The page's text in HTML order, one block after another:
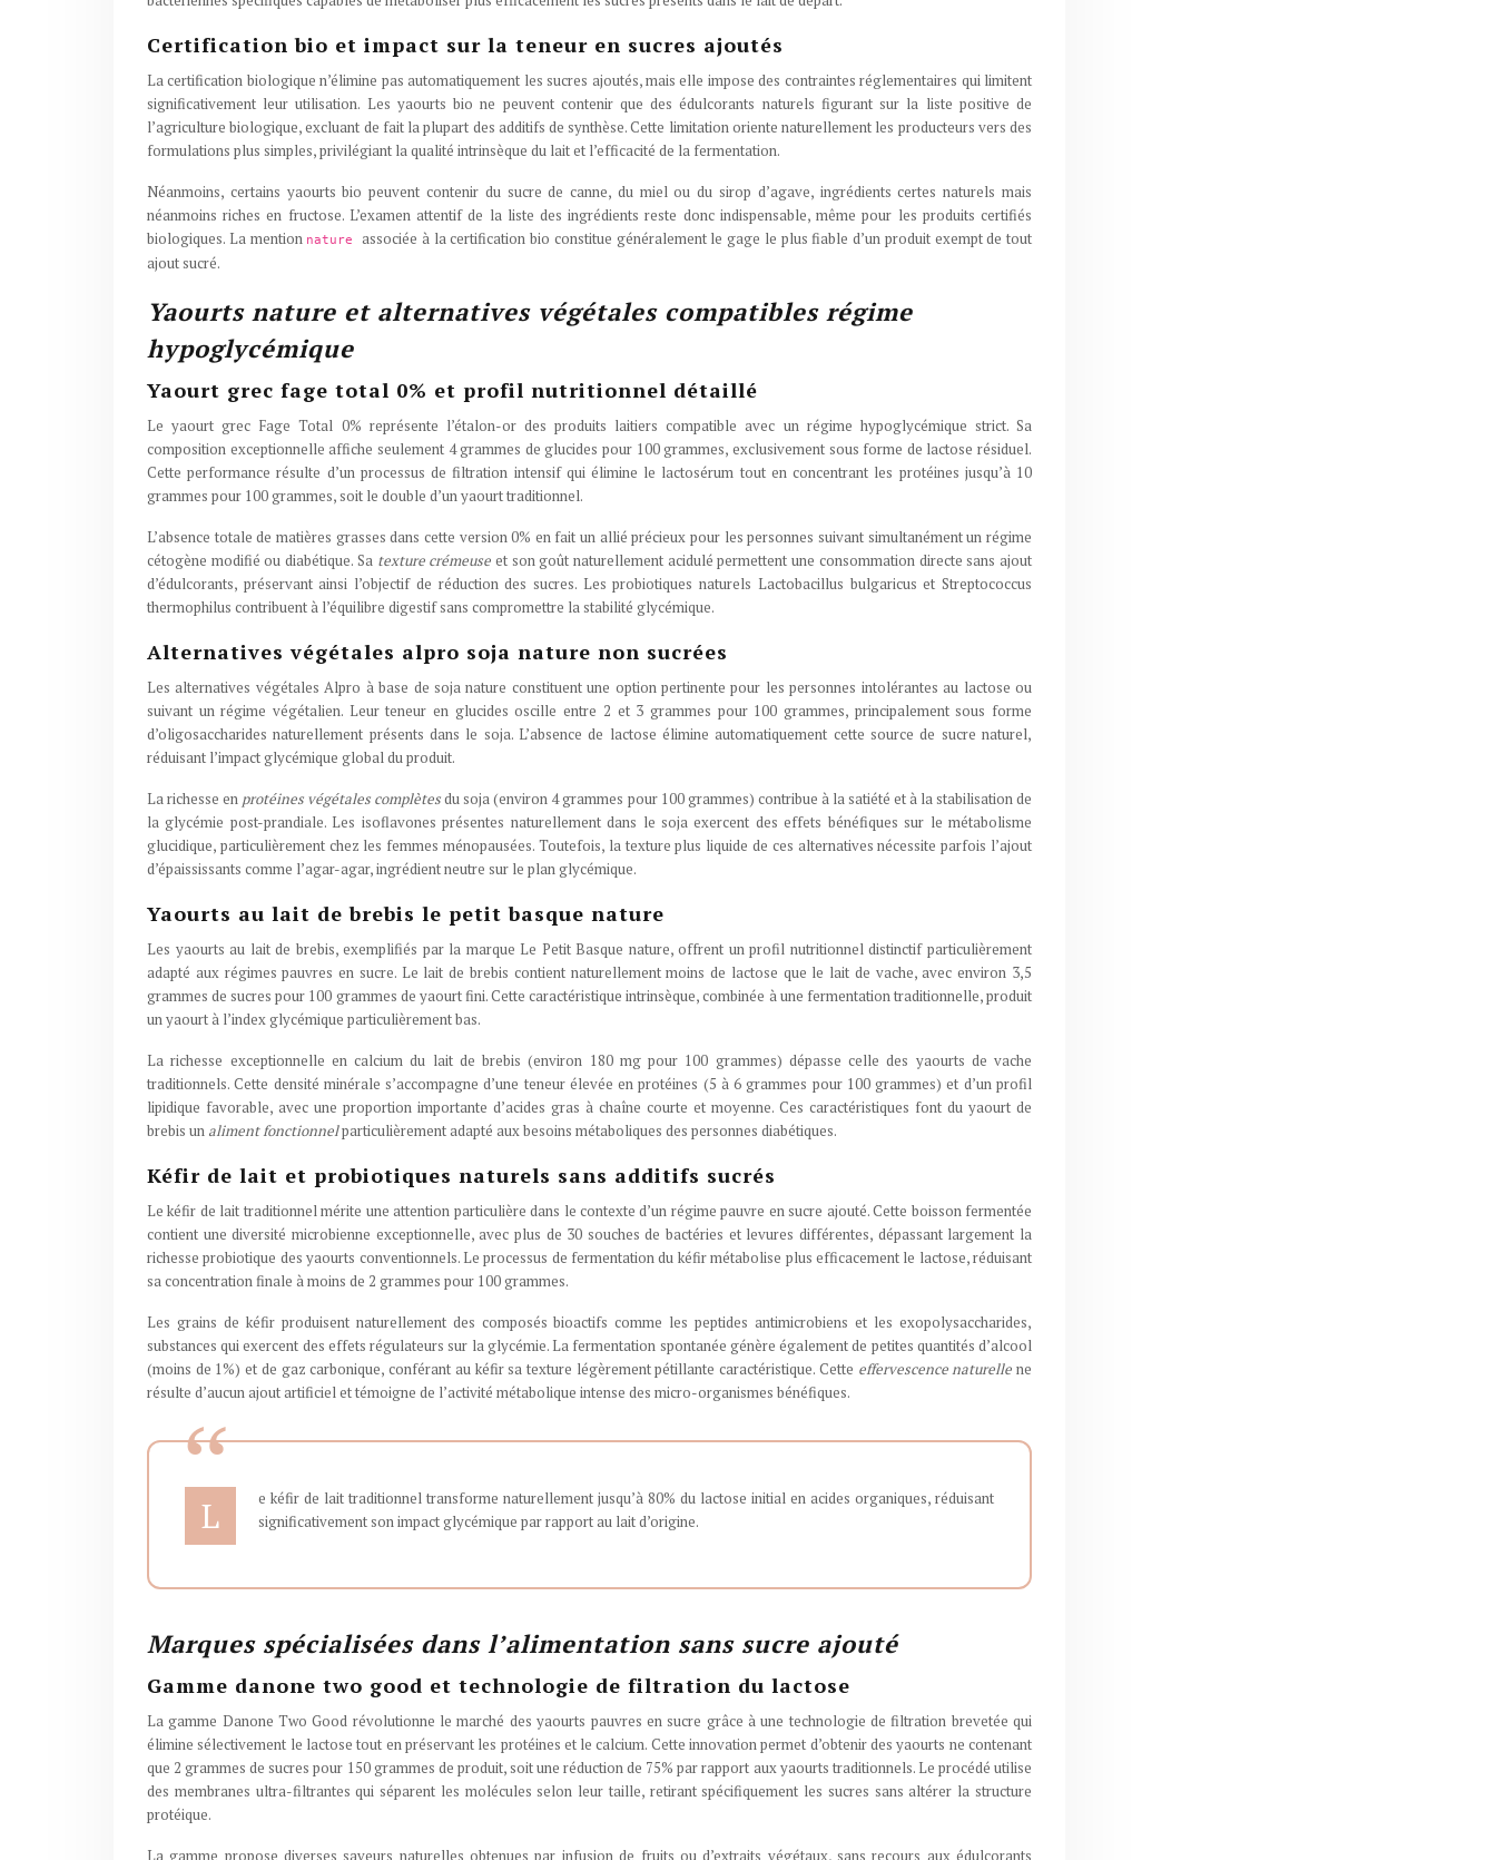
Certification bio et impact sur la teneur en sucres ajoutés
La certification biologique n’élimine pas automatiquement les sucres ajoutés, mais elle impose des contraintes réglementaires qui limitent
significativement leur utilisation. Les yaourts bio ne peuvent contenir que des édulcorants naturels figurant sur la liste positive de
l’agriculture biologique, excluant de fait la plupart des additifs de synthèse. Cette limitation oriente naturellement les producteurs vers des
formulations plus simples, privilégiant la qualité intrinsèque du lait et l’efficacité de la fermentation.
Néanmoins, certains yaourts bio peuvent contenir du sucre de canne, du miel ou du sirop d’agave, ingrédients certes naturels mais
néanmoins riches en fructose. L’examen attentif de la liste des ingrédients reste donc indispensable, même pour les produits certifiés
biologiques. La mention nature associée à la certification bio constitue généralement le gage le plus fiable d’un produit exempt de tout
ajout sucré.
Yaourts nature et alternatives végétales compatibles régime
hypoglycémique
Yaourt grec fage total 0% et profil nutritionnel détaillé
Le yaourt grec Fage Total 0% représente l’étalon-or des produits laitiers compatible avec un régime hypoglycémique strict. Sa
composition exceptionnelle affiche seulement 4 grammes de glucides pour 100 grammes, exclusivement sous forme de lactose résiduel.
Cette performance résulte d’un processus de filtration intensif qui élimine le lactosérum tout en concentrant les protéines jusqu’à 10
grammes pour 100 grammes, soit le double d’un yaourt traditionnel.
L’absence totale de matières grasses dans cette version 0% en fait un allié précieux pour les personnes suivant simultanément un régime
cétogène modifié ou diabétique. Sa texture crémeuse et son goût naturellement acidulé permettent une consommation directe sans ajout
d’édulcorants, préservant ainsi l’objectif de réduction des sucres. Les probiotiques naturels Lactobacillus bulgaricus et Streptococcus
thermophilus contribuent à l’équilibre digestif sans compromettre la stabilité glycémique.
Alternatives végétales alpro soja nature non sucrées
Les alternatives végétales Alpro à base de soja nature constituent une option pertinente pour les personnes intolérantes au lactose ou
suivant un régime végétalien. Leur teneur en glucides oscille entre 2 et 3 grammes pour 100 grammes, principalement sous forme
d’oligosaccharides naturellement présents dans le soja. L’absence de lactose élimine automatiquement cette source de sucre naturel,
réduisant l’impact glycémique global du produit.
La richesse en protéines végétales complètesdu soja (environ 4 grammes pour 100 grammes) contribue à la satiété et à la stabilisation de
la glycémie post-prandiale. Les isoflavones présentes naturellement dans le soja exercent des effets bénéfiques sur le métabolisme
glucidique, particulièrement chez les femmes ménopausées. Toutefois, la texture plus liquide de ces alternatives nécessite parfois l’ajout
d’épaississants comme l’agar-agar, ingrédient neutre sur le plan glycémique.
Yaourts au lait de brebis le petit basque nature
Les yaourts au lait de brebis, exemplifiés par la marque Le Petit Basque nature, offrent un profil nutritionnel distinctif particulièrement
adapté aux régimes pauvres en sucre. Le lait de brebis contient naturellement moins de lactose que le lait de vache, avec environ 3,5
grammes de sucres pour 100 grammes de yaourt fini. Cette caractéristique intrinsèque, combinée à une fermentation traditionnelle, produit
un yaourt à l’index glycémique particulièrement bas.
La richesse exceptionnelle en calcium du lait de brebis (environ 180 mg pour 100 grammes) dépasse celle des yaourts de vache
traditionnels. Cette densité minérale s’accompagne d’une teneur élevée en protéines (5 à 6 grammes pour 100 grammes) et d’un profil
lipidique favorable, avec une proportion importante d’acides gras à chaîne courte et moyenne. Ces caractéristiques font du yaourt de
brebis un aliment fonctionnelparticulièrement adapté aux besoins métaboliques des personnes diabétiques.
Kéfir de lait et probiotiques naturels sans additifs sucrés
Le kéfir de lait traditionnel mérite une attention particulière dans le contexte d’un régime pauvre en sucre ajouté. Cette boisson fermentée
contient une diversité microbienne exceptionnelle, avec plus de 30 souches de bactéries et levures différentes, dépassant largement la
richesse probiotique des yaourts conventionnels. Le processus de fermentation du kéfir métabolise plus efficacement le lactose, réduisant
sa concentration finale à moins de 2 grammes pour 100 grammes.
Les grains de kéfir produisent naturellement des composés bioactifs comme les peptides antimicrobiens et les exopolysaccharides,
substances qui exercent des effets régulateurs sur la glycémie. La fermentation spontanée génère également de petites quantités d’alcool
(moins de 1%) et de gaz carbonique, conférant au kéfir sa texture légèrement pétillante caractéristique. Cette effervescence naturellene
résulte d’aucun ajout artificiel et témoigne de l’activité métabolique intense des micro-organismes bénéfiques.
L
e kéfir de lait traditionnel transforme naturellement jusqu’à 80% du lactose initial en acides organiques, réduisant
significativement son impact glycémique par rapport au lait d’origine.
Marques spécialisées dans l’alimentation sans sucre ajouté
Gamme danone two good et technologie de filtration du lactose
La gamme Danone Two Good révolutionne le marché des yaourts pauvres en sucre grâce à une technologie de filtration brevetée qui
élimine sélectivement le lactose tout en préservant les protéines et le calcium. Cette innovation permet d’obtenir des yaourts ne contenant
que 2 grammes de sucres pour 150 grammes de produit, soit une réduction de 75% par rapport aux yaourts traditionnels. Le procédé utilise
des membranes ultra-filtrantes qui séparent les molécules selon leur taille, retirant spécifiquement les sucres sans altérer la structure
protéique.
La gamme propose diverses saveurs naturelles obtenues par infusion de fruits ou d’extraits végétaux, sans recours aux édulcorants